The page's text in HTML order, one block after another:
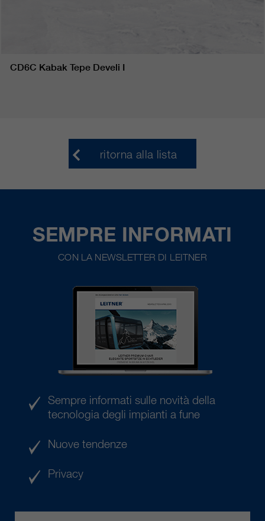
CD6C Kabak Tepe Develi I
ritorna alla lista
SEMPRE INFORMATI
CON LA NEWSLETTER DI LEITNER
Sempre informati sulle novità della
tecnologia degli impianti a fune
Nuove tendenze
Privacy